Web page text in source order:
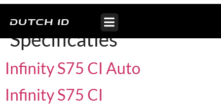
Archieven:
Specificaties
Infinity S75 CI Auto
Infinity S75 CI